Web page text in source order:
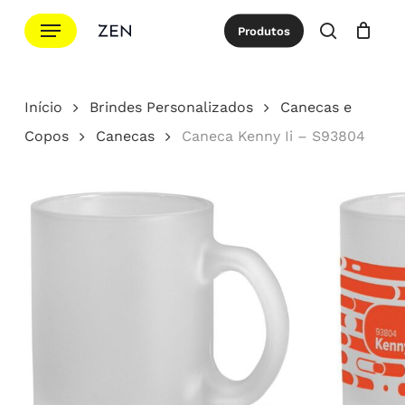
para
principal
Menu Produtos
procurar
Cotação Close
Início Brindes Personalizados
Canecas e
Copos
Canecas Caneca Kenny Ii – S93804